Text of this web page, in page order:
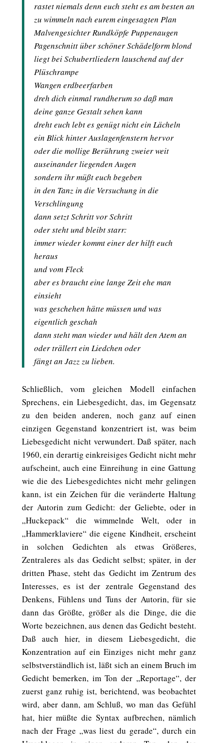
rastet niemals denn euch steht es am besten an
zu wimmeln nach eurem eingesagten Plan
Malvengesichter Rundköpfe Puppenaugen
Pagenschnitt über schöner Schädelform blond
liegt bei Schubertliedern lauschend auf der
Plüschrampe
Wangen erdbeerfarben
dreh dich einmal rundherum so daß man
deine ganze Gestalt sehen kann
dreht euch lebt es genügt nicht ein Lächeln
ein Blick hinter Auslagenfenstern hervor
oder die mollige Berührung zweier weit
auseinander liegenden Augen
sondern ihr müßt euch begeben
in den Tanz in die Versuchung in die
Verschlingung
dann setzt Schritt vor Schritt
oder steht und bleibt starr:
immer wieder kommt einer der hilft euch
heraus
und vom Fleck
aber es braucht eine lange Zeit ehe man
einsieht
was geschehen hätte müssen und was
eigentlich geschah
dann steht man wieder und hält den Atem an
oder trällert ein Liedchen oder
fängt an Jazz zu lieben.
Schließlich, vom gleichen Modell einfachen
Sprechens, ein Liebesgedicht, das, im Gegensatz
zu den beiden anderen, noch ganz auf einen
einzigen Gegenstand konzentriert ist, was beim
Liebesgedicht nicht verwundert. Daß später, nach
1960, ein derartig einkreisiges Gedicht nicht mehr
aufscheint, auch eine Einreihung in eine Gattung
wie die des Liebesgedichtes nicht mehr gelingen
kann, ist ein Zeichen für die veränderte Haltung
der Autorin zum Gedicht: der Geliebte, oder in
„Huckepack“ die wimmelnde Welt, oder in
„Hammerklaviere“ die eigene Kindheit, erscheint
in solchen Gedichten als etwas Größeres,
Zentraleres als das Gedicht selbst; später, in der
dritten Phase, steht das Gedicht im Zentrum des
Interesses, es ist der zentrale Gegenstand des
Denkens, Fühlens und Tuns der Autorin, für sie
dann das Größte, größer als die Dinge, die die
Worte bezeichnen, aus denen das Gedicht besteht.
Daß auch hier, in diesem Liebesgedicht, die
Konzentration auf ein Einziges nicht mehr ganz
selbstverständlich ist, läßt sich an einem Bruch im
Gedicht bemerken, im Ton der „Reportage“, der
zuerst ganz ruhig ist, berichtend, was beobachtet
wird, aber dann, am Schluß, wo man das Gefühl
hat, hier müßte die Syntax aufbrechen, nämlich
nach der Frage „was liest du gerade“, durch ein